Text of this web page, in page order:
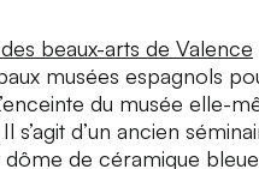
beaux-arts de Valence
musées espagnols
du musée elle-
s’agit d’un ancien
dôme de céramique